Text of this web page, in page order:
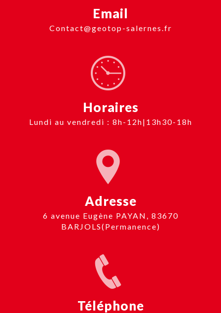
Email
contact@geotop-salernes.fr
Horaires
Lundi au vendredi : 8h-12h|13h30-18h
Adresse
6 avenue Eugène PAYAN, 83670
BARJOLS(Permanence)
Téléphone